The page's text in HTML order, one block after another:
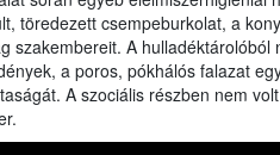
töredezett csempeburkolat, a
szakembereit. A
a poros, pókhálós falazat
A szociális részben nem